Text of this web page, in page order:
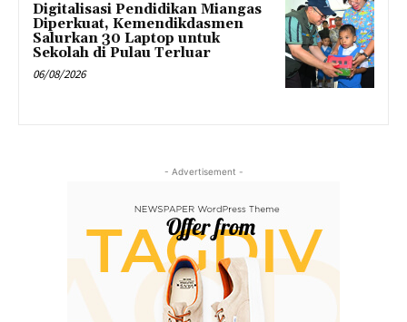
Digitalisasi Pendidikan Miangas
Diperkuat, Kemendikdasmen
Salurkan 30 Laptop untuk
Sekolah di Pulau Terluar
06/08/2026
- Advertisement -